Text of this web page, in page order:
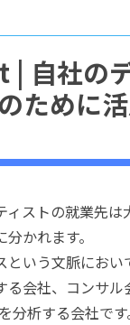
| 自社の
ために
ィストの就業先は
かれます。
という文脈におい
る会社、コンサ
分析する会社です